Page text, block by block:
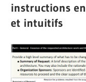
instructions
et intuitifs